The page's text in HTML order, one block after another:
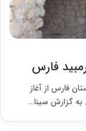
فارس
فارس از آغاز
به گزارش سینا…